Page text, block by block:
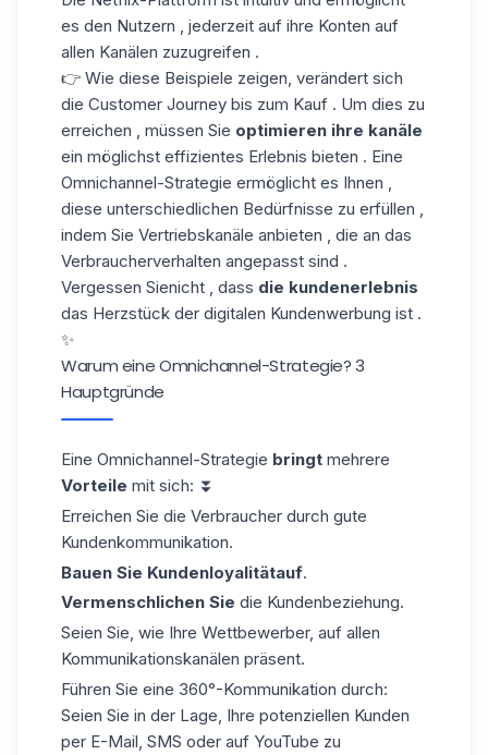
es den Nutzern , jederzeit auf ihre Konten auf
allen Kanälen zuzugreifen .
👉 Wie diese Beispiele zeigen, verändert sich
die Customer Journey bis zum Kauf . Um dies zu
erreichen , müssen Sie optimieren ihre kanäle
ein möglichst effizientes Erlebnis bieten . Eine
Omnichannel-Strategie ermöglicht es Ihnen ,
diese unterschiedlichen Bedürfnisse zu erfüllen ,
indem Sie Vertriebskanäle anbieten , die an das
Verbraucherverhalten angepasst sind .
Vergessen Sienicht , dass die kundenerlebnis
das Herzstück der digitalen Kundenwerbung ist .
✨
Warum eine Omnichannel-Strategie? 3
Hauptgründe
Eine Omnichannel-Strategie bringt mehrere
Vorteile mit sich: ⏬
Erreichen Sie die Verbraucher durch gute
Kundenkommunikation.
Bauen Sie Kundenloyalitätauf.
Vermenschlichen Sie die Kundenbeziehung.
Seien Sie, wie Ihre Wettbewerber, auf allen
Kommunikationskanälen präsent.
Führen Sie eine 360°-Kommunikation durch:
Seien Sie in der Lage, Ihre potenziellen Kunden
per E-Mail, SMS oder auf YouTube zu